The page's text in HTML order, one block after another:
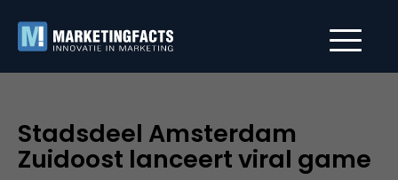
Stadsdeel Amsterdam
Zuidoost lanceert viral game